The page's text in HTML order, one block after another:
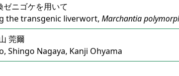
ゼニゴケを用いて
the transgenic liverwort, Marchantia
莞爾
Shingo Nagaya, Kanji Ohyama